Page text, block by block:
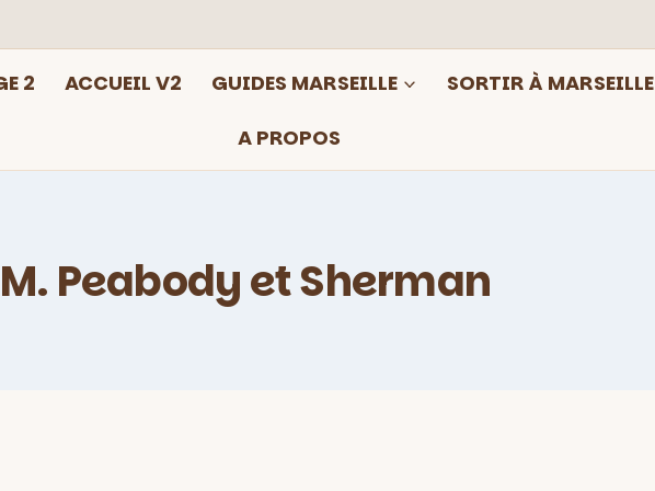
2 ACCUEIL V2 GUIDES MARSEILLE SORTIR À MARSEILLE
A PROPOS
M. Peabody et Sherman